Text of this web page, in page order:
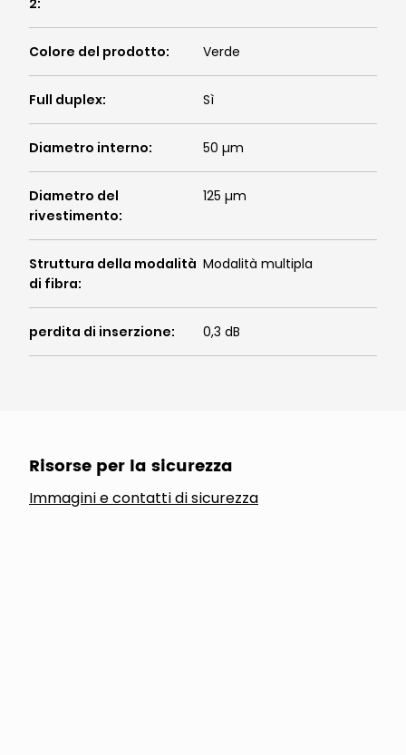
2:
Colore del prodotto: Verde
Full duplex: Sì
Diametro interno: 50 µm
Diametro del
rivestimento:
125 µm
Struttura della modalità
di fibra:
Modalità multipla
perdita di inserzione: 0,3 dB
Risorse per la sicurezza
Immagini e contatti di sicurezza